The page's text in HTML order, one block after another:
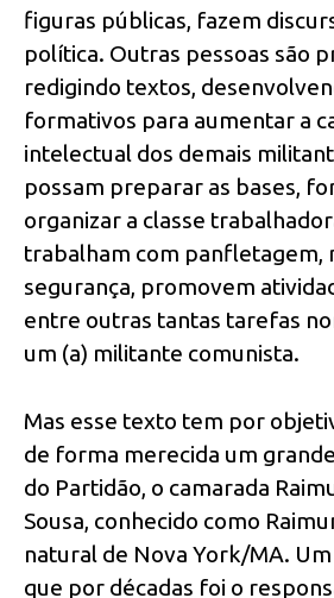
figuras públicas, fazem
política. Outras pessoas são
redigindo textos,
formativos para aumentar a
intelectual dos demais
possam preparar as bases,
organizar a classe
trabalham com panfletagem,
segurança, promovem
entre outras tantas tarefas
um (a) militante comunista.
Mas esse texto tem por
de forma merecida um
do Partidão, o camarada
Sousa, conhecido como
natural de Nova York/MA.
que por décadas foi o